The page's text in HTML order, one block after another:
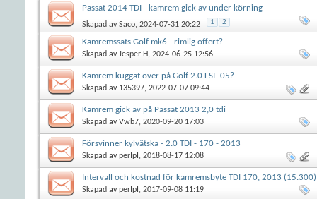
Passat 2014 TDI - kamrem gick av under körning
Skapad avSaco, 2024-07-31 20:22 1 2
Kamremssats Golf mk6 - rimlig offert?
Skapad avJesper H, 2024-06-25 12:56
Kamrem kuggat över på Golf 2.0 FSI -05?
Skapad av 135397, 2022-07-07 09:44
Kamrem gick av på Passat 2013 2,0 tdi
Skapad avVwb7, 2020-09-20 17:03
Försvinner kylvätska - 2.0 TDI - 170 - 2013
Skapad avperIpI , 2018-08-17 12:08
Intervall och kostnad för kamremsbyte TDI 170, 2013 (15.300)
Skapad avperIpI , 2017-09-08 11:19